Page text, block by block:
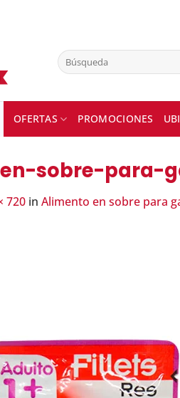
Buscar
por:
OFERTAS PROMOCIONES
sobre-para-
720 in Alimento en sobre para